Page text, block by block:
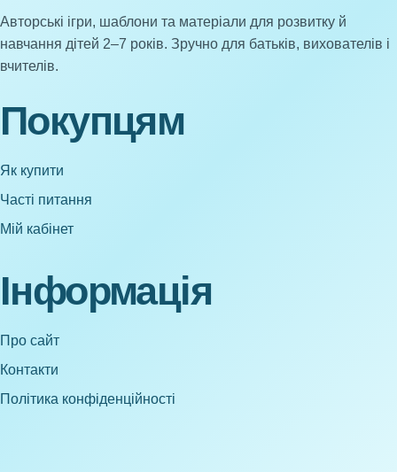
Авторські ігри, шаблони та матеріали для розвитку й
навчання дітей 2–7 років. Зручно для батьків, вихователів і
вчителів.
Покупцям
Як купити
Часті питання
Мій кабінет
Інформація
Про сайт
Контакти
Політика конфіденційності